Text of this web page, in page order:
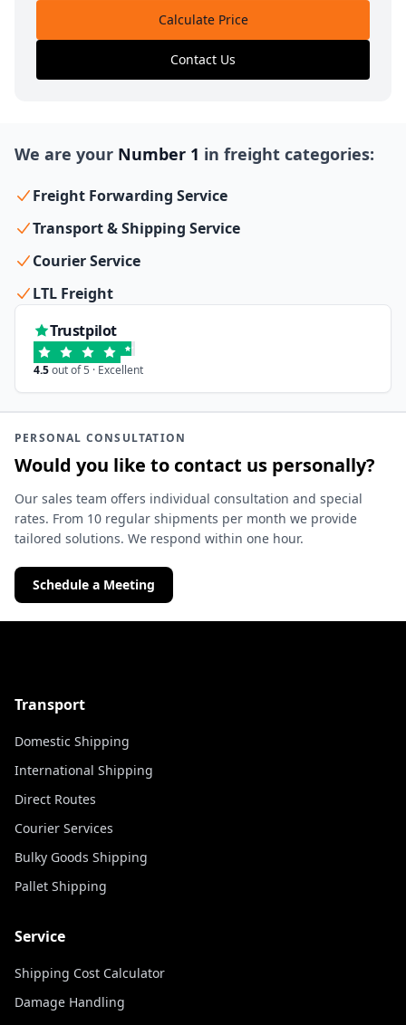
Calculate Price
Contact Us
We are your Number 1 in freight categories:
Freight Forwarding Service
Transport & Shipping Service
Courier Service
LTL Freight
Trustpilot
4.5out of 5 · Excellent
PERSONAL CONSULTATION
Would you like to contact us personally?
Our sales team offers individual consultation and special
rates. From 10 regular shipments per month we provide
tailored solutions. We respond within one hour.
Schedule a Meeting
Transport
Domestic Shipping
International Shipping
Direct Routes
Courier Services
Bulky Goods Shipping
Pallet Shipping
Service
Shipping Cost Calculator
Damage Handling